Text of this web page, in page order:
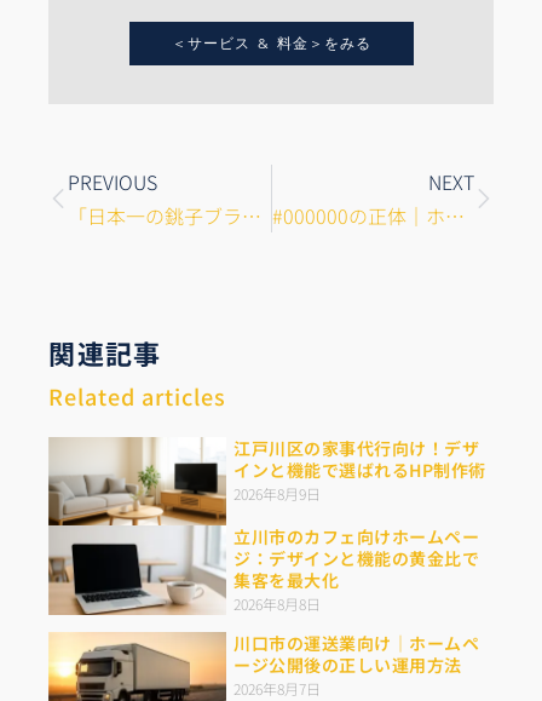
＜サービス & 料金＞をみる
Prev
PREVIOUS
「日本一の銚子ブランド」を全国の食卓へ！老舗・水産加工業が挑戦できるネット販売
NEXT
#000000の正体｜ホームページ制作に欠かせない色指定、カラーコードの仕組みと活用術
Next
関連記事
Related articles
江戸川区の家事代行向け！デザ
インと機能で選ばれるHP制作術
2026年8月9日
立川市のカフェ向けホームペー
ジ：デザインと機能の黄金比で
集客を最大化
2026年8月8日
川口市の運送業向け｜ホームペ
ージ公開後の正しい運用方法
2026年8月7日